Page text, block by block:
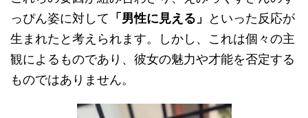
っぴん姿に対して 「男性に見える」
といった反応が
生まれたと考えられます。しかし、これは個々の主
観によるものであり、彼女の魅力や才能を否定する
ものではありません。